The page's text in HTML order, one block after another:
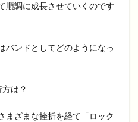
順調に成長させていくのです
バンドとしてどのようになっ
は？
まざまな挫折を経て「ロック